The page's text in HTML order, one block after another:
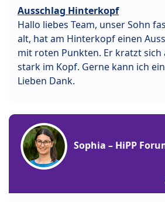
Ausschlag Hinterkopf
Hallo liebes Team, unser Sohn
alt, hat am Hinterkopf einen
mit roten Punkten. Er kratzt
stark im Kopf. Gerne kann ich
Lieben Dank.
Sophia – HiPP